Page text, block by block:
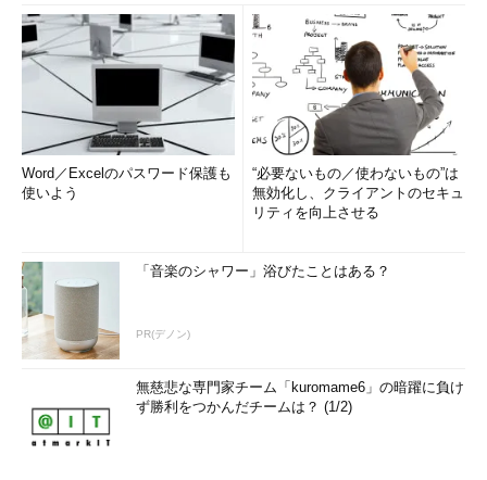
Word／Excelのパスワード保護も
使いよう
“必要ないもの／使わないもの”は
無効化し、クライアントのセキュ
リティを向上させる
「音楽のシャワー」浴びたことはある？
PR(デノン)
無慈悲な専門家チーム「kuromame6」の暗躍に負け
ず勝利をつかんだチームは？ (1/2)